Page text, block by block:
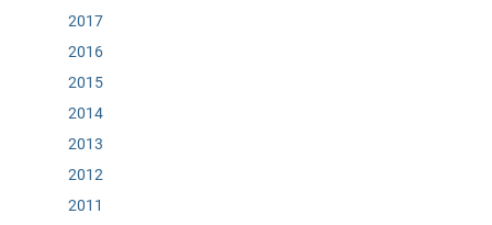
2017
2016
2015
2014
2013
2012
2011